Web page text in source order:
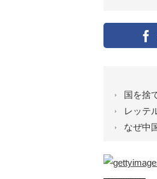
国を捨
レッテ
なぜ中